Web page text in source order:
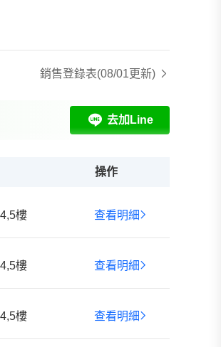
銷售登錄表(08/01更新)
去加Line
操作
樓 查看明細
樓 查看明細
樓 查看明細